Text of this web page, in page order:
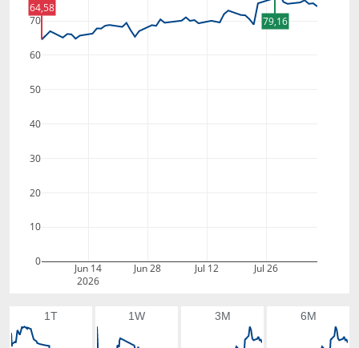
Jun 14
2026
Jun 28 Jul 12 Jul 26
0
10
20
30
40
50
60
70 79,16
64,58
1T 1W 3M 6M